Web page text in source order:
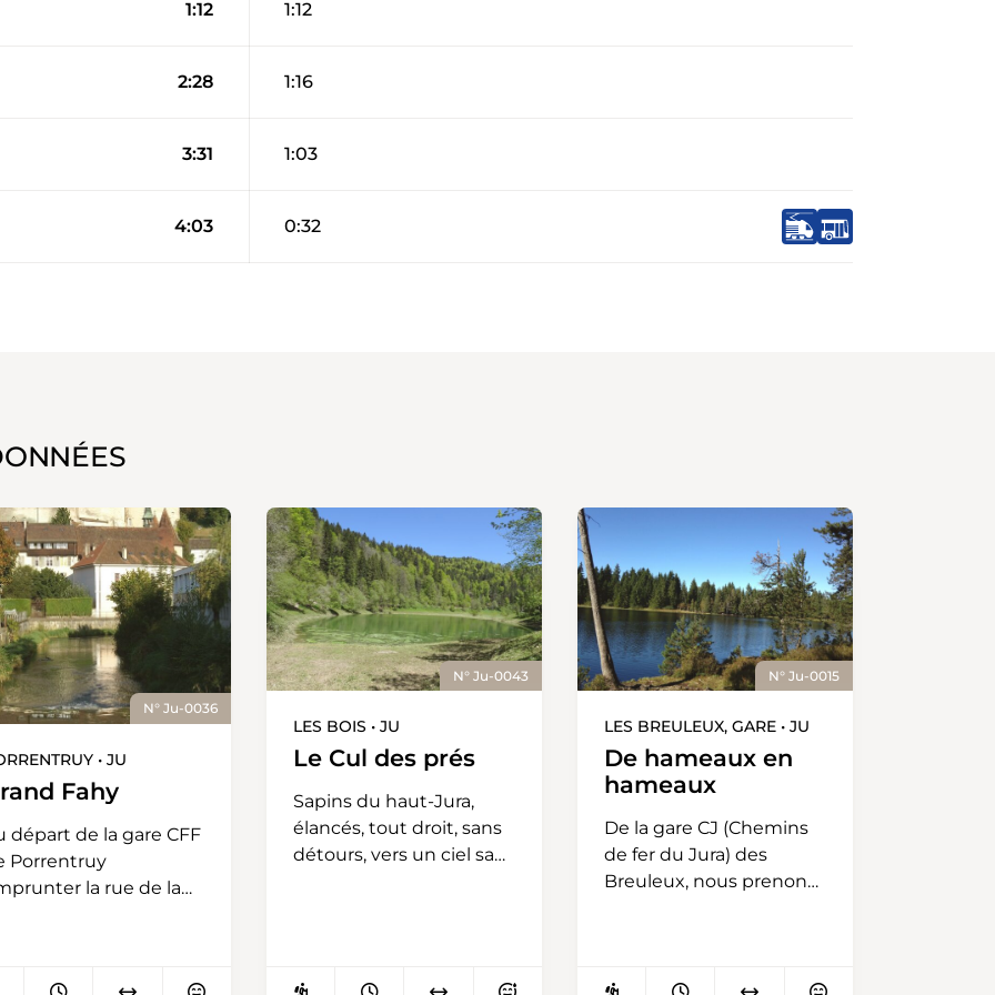
1:12 1:12
2:28 1:16
3:31 1:03
4:03 0:32
N° Ju-0036
• JU
Fahy
départ de la gare CFF
Porrentruy
la rue de la
N° Ju-0043
LES BOIS • JU
Le Cul des prés
Sapins du haut-Jura,
élancés, tout droit, sans
détours, vers un ciel sans
mobilier de notre
N° Ju-0015
LES BREULEUX, GARE • JU
De hameaux en
hameaux
De la gare CJ (Chemins
de fer du Jura) des
Breuleux, nous prenons
cheval. Puis, nous